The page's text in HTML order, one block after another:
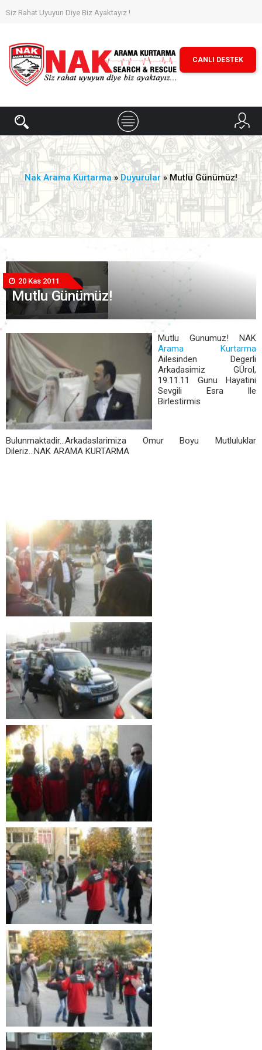
Siz Rahat Uyuyun Diye Biz Ayaktayız !
CANLI DESTEK
Nak Arama Kurtarma» Duyurular » Mutlu Günümüz!
20 Kas 2011
Mutlu Günümüz!
Mutlu Gunumuz! NAK
Arama Kurtarma
Ailesinden Degerli
Arkadasimiz GÜrol,
19.11.11 Gunu Hayatini
Sevgili Esra Ile
Birlestirmis
Bulunmaktadir...Arkadaslarimiza Omur Boyu Mutluluklar
Dileriz...NAK ARAMA KURTARMA